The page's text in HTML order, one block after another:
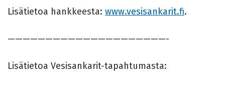
Lisätietoa hankkeesta: www.vesisankarit.fi.
—————————————————————-
Lisätietoa Vesisankarit-tapahtumasta: